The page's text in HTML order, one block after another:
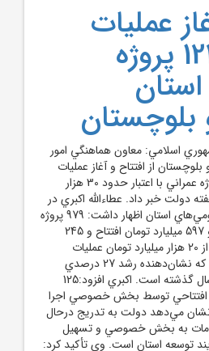
عمليات
اجرائي 1224 پروژه
اسلامي: معاون هماهنگي امور
از افتتاح و آغاز عمليات
اجرايي يک‌هزار و 224 پروژه عمراني با اعتبار حدود 30 هزار
دولت خبر داد. عطاءالله اکبري در
نشست شوراي روابط عمومي‌هاي استان اظهار داشت: 979 پروژه
با اعتباري بيش از 9 هزار و 597 ميليارد تومان افتتاح و 245
پروژه جديد با اعتبار بيش از 20 هزار ميليارد تومان عمليات
اجرايي آن آغاز خواهد شد که نشان‌دهنده رشد 27 درصدي
تعداد پروژه‌ها نسبت به سال گذشته است. اکبري افزود:125
افتتاحي توسط بخش خصوصي اجرا
مي‌دهد دولت به تدريج درحال
به بخش خصوصي و تسهيل
توسعه استان است. وي تأکيد کرد: